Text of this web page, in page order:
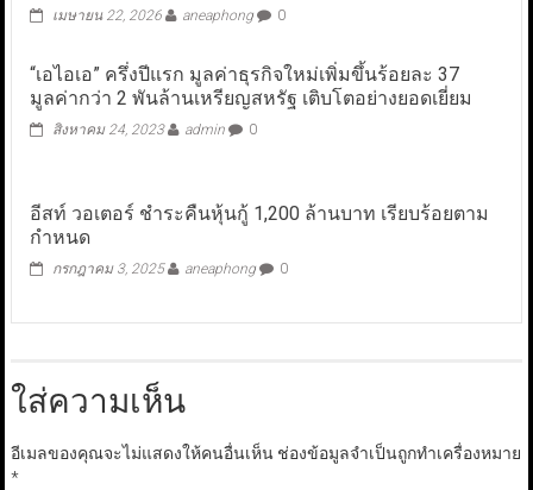
เมษายน 22, 2026 aneaphong 0
“เอไอเอ” ครึ่งปีแรก มูลค่าธุรกิจใหม่เพิ่มขึ้นร้อยละ 37
มูลค่ากว่า 2 พันล้านเหรียญสหรัฐ เติบโตอย่างยอดเยี่ยม
สิงหาคม 24, 2023 admin 0
อีสท์ วอเตอร์ ชำระคืนหุ้นกู้ 1,200 ล้านบาท เรียบร้อยตาม
กำหนด
กรกฎาคม 3, 2025 aneaphong 0
ใส่ความเห็น
อีเมลของคุณจะไม่แสดงให้คนอื่นเห็น ช่องข้อมูลจำเป็นถูกทำเครื่องหมาย
*